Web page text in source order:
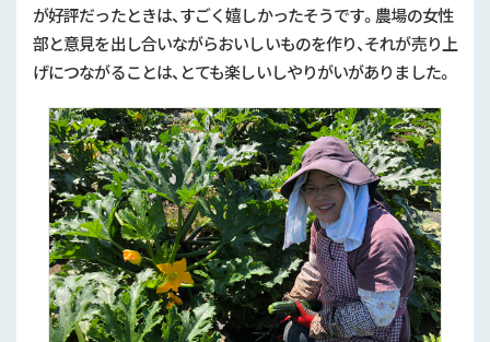
が好評だったときは、すごく嬉しかったそうです。農場の女性
部と意見を出し合いながらおいしいものを作り、それが売り上
げにつながることは、とても楽しいしやりがいがありました。